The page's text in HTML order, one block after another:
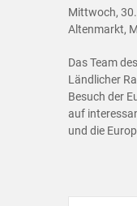
Mittwoch,
Altenmarkt,
Das Team
Ländlicher
Besuch der
auf
und die